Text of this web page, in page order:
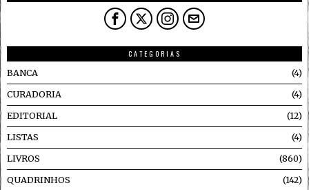
CATEGORIAS
BANCA
4
CURADORIA 4
EDITORIAL 12
LISTAS 4
LIVROS 860
QUADRINHOS 142